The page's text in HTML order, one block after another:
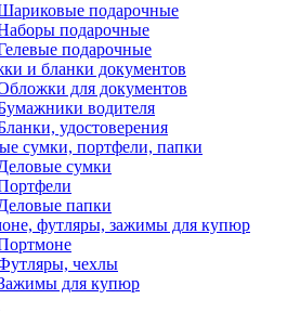
подарочные
подарочные
подарочные
и бланки документов
для документов
водителя
удостоверения
сумки, портфели, папки
сумки
папки
футляры, зажимы для купюр
чехлы
для купюр